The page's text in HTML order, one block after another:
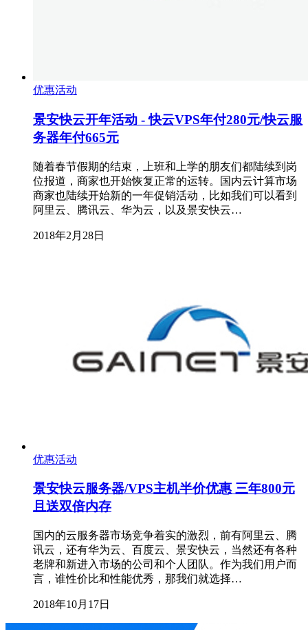
优惠活动
景安快云开年活动 - 快云VPS年付280元/快云服
务器年付665元
随着春节假期的结束，上班和上学的朋友们都陆续到岗
位报道，商家也开始恢复正常的运转。国内云计算市场
商家也陆续开始新的一年促销活动，比如我们可以看到
阿里云、腾讯云、华为云，以及景安快云…
2018年2月28日
优惠活动
景安快云服务器/VPS主机半价优惠 三年800元
且送双倍内存
国内的云服务器市场竞争着实的激烈，前有阿里云、腾
讯云，还有华为云、百度云、景安快云，当然还有各种
老牌和新进入市场的公司和个人团队。作为我们用户而
言，谁性价比和性能优秀，那我们就选择…
2018年10月17日